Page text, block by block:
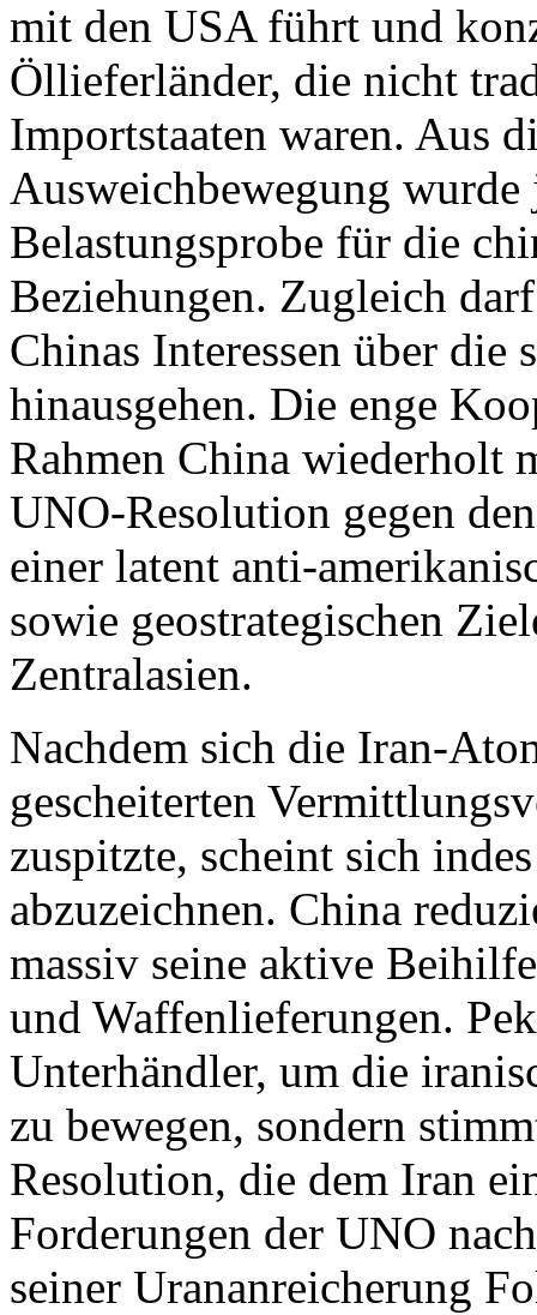
mit den USA führt und
Öllieferländer, die nicht
Importstaaten waren. Aus
Ausweichbewegung
Belastungsprobe für die
Beziehungen. Zugleich
Chinas Interessen über
hinausgehen. Die enge
Rahmen China wiederholt
UNO-Resolution gegen
einer latent anti-
sowie geostrategischen
Zentralasien.
Nachdem sich die Iran-
gescheiterten
zuspitzte, scheint sich
abzuzeichnen. China
massiv seine aktive
und Waffenlieferungen.
Unterhändler, um die
zu bewegen, sondern
Resolution, die dem Iran
Forderungen der UNO
seiner Urananreicherung